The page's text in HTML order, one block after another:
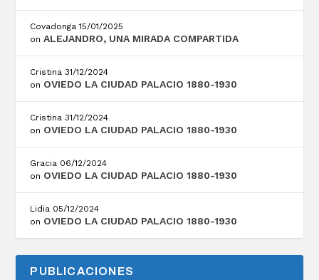
Covadonga 15/01/2025
onALEJANDRO, UNA MIRADA COMPARTIDA
Cristina 31/12/2024
on OVIEDO LA CIUDAD PALACIO 1880-1930
Cristina 31/12/2024
on OVIEDO LA CIUDAD PALACIO 1880-1930
Gracia 06/12/2024
on OVIEDO LA CIUDAD PALACIO 1880-1930
Lidia 05/12/2024
on OVIEDO LA CIUDAD PALACIO 1880-1930
PUBLICACIONES